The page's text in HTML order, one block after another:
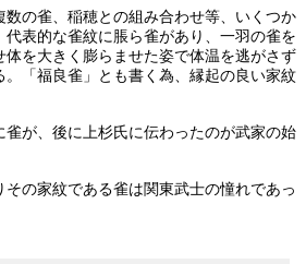
の雀、稲穂との組み合わせ等、いくつか
表的な雀紋に脹ら雀があり、一羽の雀を
体を大きく膨らませた姿で体温を逃がさず
「福良雀」とも書く為、縁起の良い家紋
が、後に上杉氏に伝わったのが武家の始
の家紋である雀は関東武士の憧れであっ